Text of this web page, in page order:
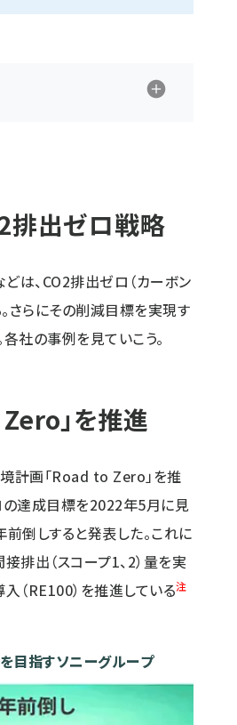
排出ゼロ戦略
は、CO2排出ゼロ（カーボン
さらにその削減目標を実現す
社の事例を見ていこう。
Zero」を推進
計画「Road to Zero」を推
の達成目標を2022年5月に見
倒しすると発表した。これに
排出（スコープ1、2）量を実
（RE100）を推進している注
指すソニーグループ